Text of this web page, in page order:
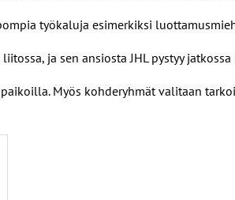
työkaluja esimerkiksi
ja sen ansiosta JHL pystyy
Myös kohderyhmät valitaan